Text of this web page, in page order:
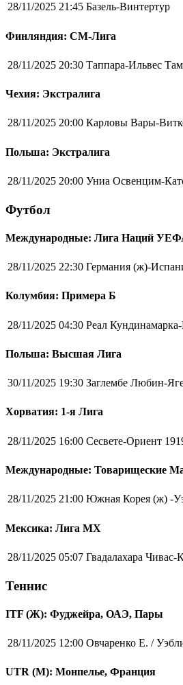
28/11/2025 21:45 Базель-Винтертур
Финляндия: СМ-Лига
28/11/2025 20:30 Таппара-Ильвес
Чехия: Экстралига
28/11/2025 20:00 Карловы Вары-
Польша: Экстралига
28/11/2025 20:00 Униа Освенцим-
Футбол
Международные: Лига Наций
28/11/2025 22:30 Германия (ж)-
Колумбия: Примера Б
28/11/2025 04:30 Реал
Польша: Высшая Лига
30/11/2025 19:30 Заглембе Любин-
Хорватия: 1-я Лига
28/11/2025 16:00 Сесвете-Ориент
Международные: Товарищеские
28/11/2025 21:00 Южная Корея (ж) -
Мексика: Лига MX
28/11/2025 05:07 Гвадалахара Чивас-
Теннис
ITF (Ж): Фуджейра, ОАЭ, Пары
28/11/2025 12:00 Овчаренко Е. /
UTR (М): Монпелье, Франция